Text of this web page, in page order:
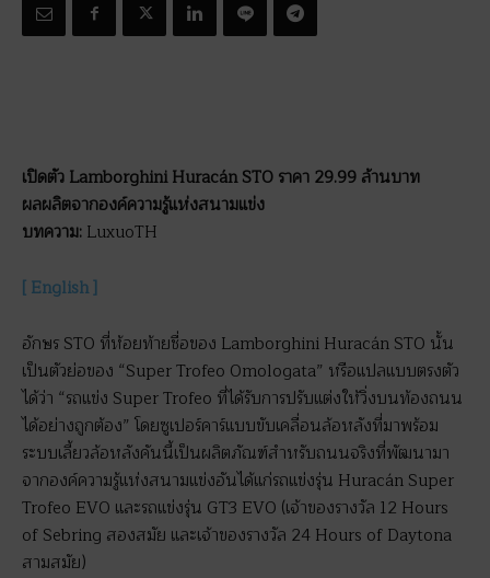
เปิดตัว Lamborghini Huracán STO ราคา 29.99 ล้านบาท
ผลผลิตจากองค์ความรู้แห่งสนามแข่ง
บทความ: LuxuoTH
[ English ]
อักษร STO ที่ห้อยท้ายชื่อของ Lamborghini Huracán STO นั้น
เป็นตัวย่อของ “Super Trofeo Omologata” หรือแปลแบบตรงตัว
ได้ว่า “รถแข่ง Super Trofeo ที่ได้รับการปรับแต่งให้วิ่งบนท้องถนน
ได้อย่างถูกต้อง” โดยซูเปอร์คาร์แบบขับเคลื่อนล้อหลังที่มาพร้อม
ระบบเลี้ยวล้อหลังคันนี้เป็นผลิตภัณฑ์สำหรับถนนจริงที่พัฒนามา
จากองค์ความรู้แห่งสนามแข่งอันได้แก่รถแข่งรุ่น Huracán Super
Trofeo EVO และรถแข่งรุ่น GT3 EVO (เจ้าของรางวัล 12 Hours
of Sebring สองสมัย และเจ้าของรางวัล 24 Hours of Daytona
สามสมัย)